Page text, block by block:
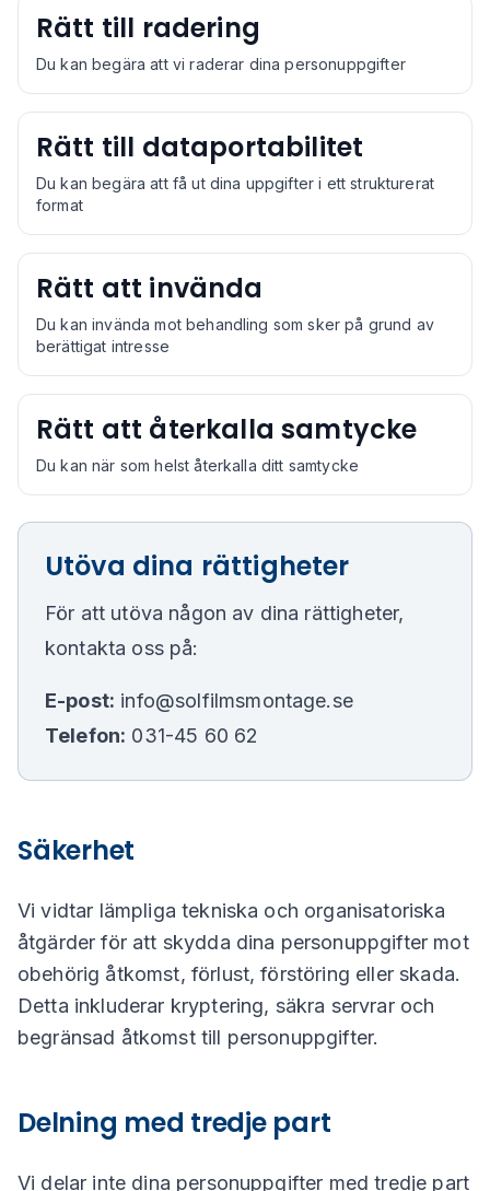
Rätt till radering
Du kan begära att vi raderar dina personuppgifter
Rätt till dataportabilitet
Du kan begära att få ut dina uppgifter i ett strukturerat
format
Rätt att invända
Du kan invända mot behandling som sker på grund av
berättigat intresse
Rätt att återkalla samtycke
Du kan när som helst återkalla ditt samtycke
Utöva dina rättigheter
För att utöva någon av dina rättigheter,
kontakta oss på:
E-post: info@solfilmsmontage.se
Telefon: 031-45 60 62
Säkerhet
Vi vidtar lämpliga tekniska och organisatoriska
åtgärder för att skydda dina personuppgifter mot
obehörig åtkomst, förlust, förstöring eller skada.
Detta inkluderar kryptering, säkra servrar och
begränsad åtkomst till personuppgifter.
Delning med tredje part
Vi delar inte dina personuppgifter med tredje part